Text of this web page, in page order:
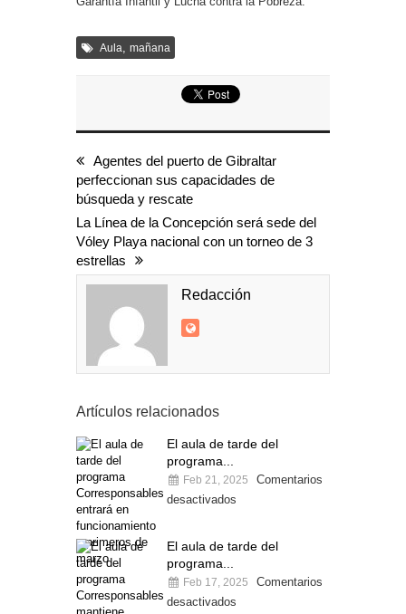
Aula, mañana
Agentes del puerto de Gibraltar
perfeccionan sus capacidades de
búsqueda y rescate
La Línea de la Concepción será sede del
Vóley Playa nacional con un torneo de 3
estrellas
Redacción
Artículos relacionados
El aula de tarde del
programa...
Feb 21, 2025
Comentarios
desactivados
El aula de tarde del
programa...
Feb 17, 2025
Comentarios
desactivados